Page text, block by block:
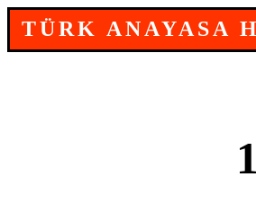
TÜRK ANAYASA